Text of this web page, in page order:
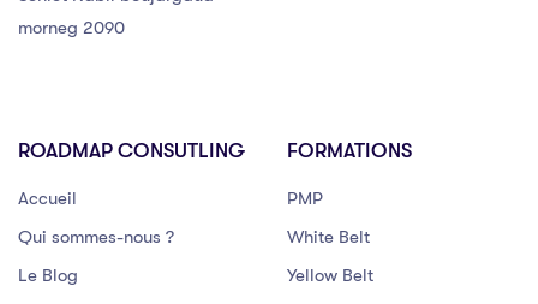
morneg 2090
ROADMAP CONSUTLING
Accueil
Qui sommes-nous ?
Le Blog
FORMATIONS
PMP
White Belt
Yellow Belt